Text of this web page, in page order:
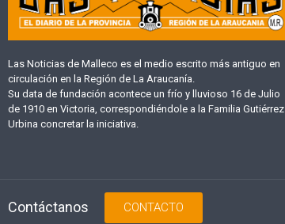
Las Noticias de Malleco es el medio escrito más antiguo en
circulación en la Región de La Araucanía.
Su data de fundación acontece un frío y lluvioso 16 de Julio
de 1910 en Victoria, correspondiéndole a la Familia Gutiérrez
Urbina concretar la iniciativa.
Contáctanos CONTACTO